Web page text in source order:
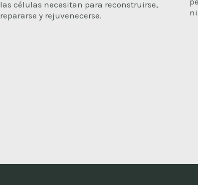
las células necesitan para reconstruirse,
repararse y rejuvenecerse.